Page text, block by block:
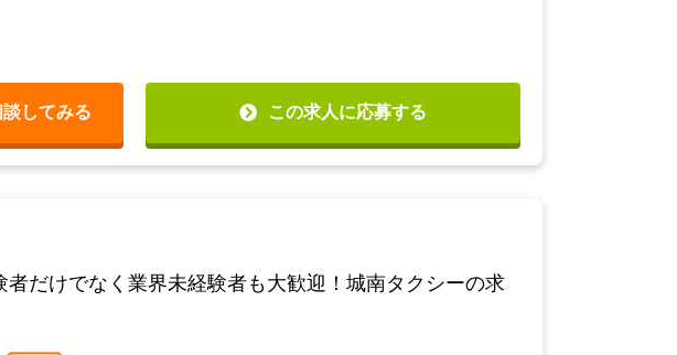
してみる この求人に応募する
だけでなく業界未経験者も大歓迎！城南タクシーの求